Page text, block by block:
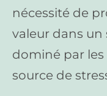
nécessité de
valeur dans
dominé par
source de